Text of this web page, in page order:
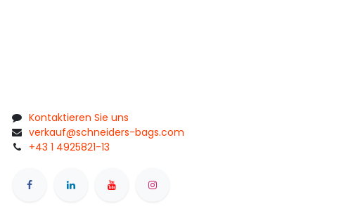
Kontaktieren Sie uns
verkauf@schneiders-bags.com
+43 1 4925821-13